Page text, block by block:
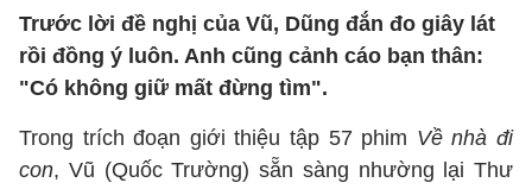
Trước lời đề nghị của Vũ, Dũng đắn đo giây lát
rồi đồng ý luôn. Anh cũng cảnh cáo bạn thân:
"Có không giữ mất đừng tìm".
Trong trích đoạn giới thiệu tập 57 phim Về nhà đi
con, Vũ (Quốc Trường) sẵn sàng nhường lại Thư